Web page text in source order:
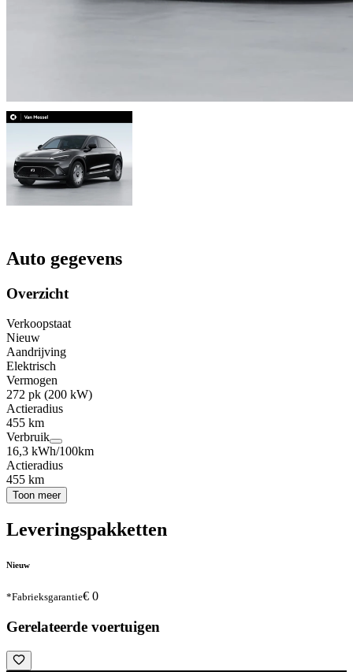
Auto gegevens
Overzicht
Verkoopstaat
Nieuw
Aandrijving
Elektrisch
Vermogen
272 pk (200 kW)
Actieradius
455 km
Verbruik
16,3 kWh/100km
Actieradius
455 km
Toon meer
Leveringspakketten
Nieuw
*Fabrieksgarantie€ 0
Gerelateerde voertuigen